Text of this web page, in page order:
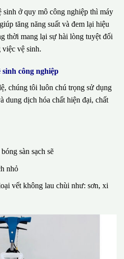
ở quy mô công nghiệp thì máy
tăng năng suất và đem lại hiệu
thời mang lại sự hài lòng tuyệt đối
vệ sinh.
công nghiệp
chúng tôi luôn chú trọng sử dụng
dung dịch hóa chất hiện đại, chất
sàn sạch sẽ
nhỏ
vết không lau chùi như: sơn, xi